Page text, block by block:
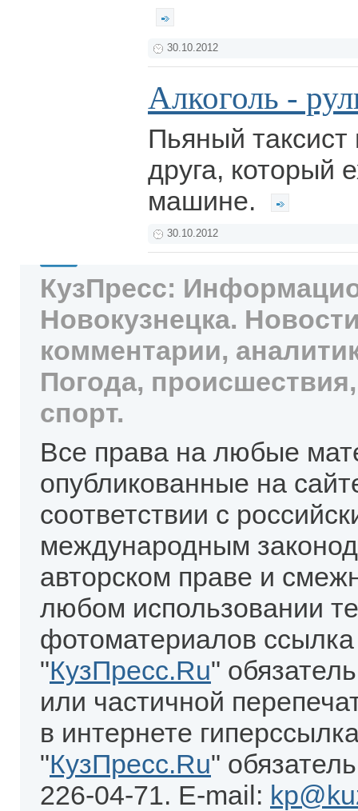
30.10.2012
Алкоголь -
Пьяный таксист
друга, который
машине.
30.10.2012
КузПресс:
Новокузнецка.
комментарии,
Погода,
спорт.
Все права на любые
опубликованные на
соответствии с
международным
авторском праве и
любом использовании
фотоматериалов
"КузПресс.Ru"
или частичной
в интернете
"КузПресс.Ru"
226-04-71. E-mail: